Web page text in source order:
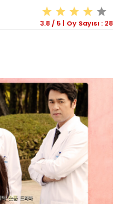
3.8 / 5 | Oy Sayısı : 28